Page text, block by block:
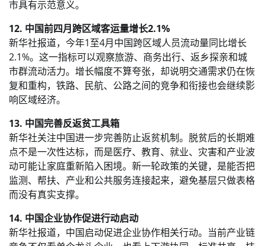
市具有示范意义。
12. 中国前四月跨区域客运量增长2.1%
新华社报道，今年1至4月中国跨区域人员流动量同比增长
2.1%。这一指标可以观察旅游、商务出行、返乡探亲和城
市群流动活力。增长幅度不算夸张，却说明交通需求仍在恢
复和重构，铁路、民航、公路之间的竞争和衔接也会继续影
响区域经济。
13. 中国完善反返贫工具箱
新华社关注中国进一步完善防止返贫机制。脱贫后的长期难
点不是一次性达标，而是医疗、教育、就业、灾害和产业波
动可能让家庭重新陷入困境。新一轮政策的关键，是能否把
监测、帮扶、产业和公共服务连接起来，避免基层只做表格
而没有真实支撑。
14. 中国企业协作促进行动启动
新华社报道，中国启动促进企业协作相关行动。当前产业链